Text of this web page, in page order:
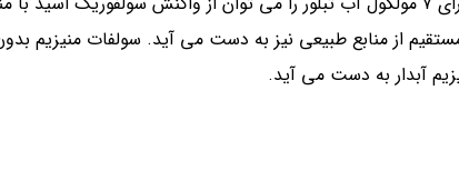
از منابع طبیعی نیز به دست می آید. سولفات منیزیم
آبدار به دست می آید.